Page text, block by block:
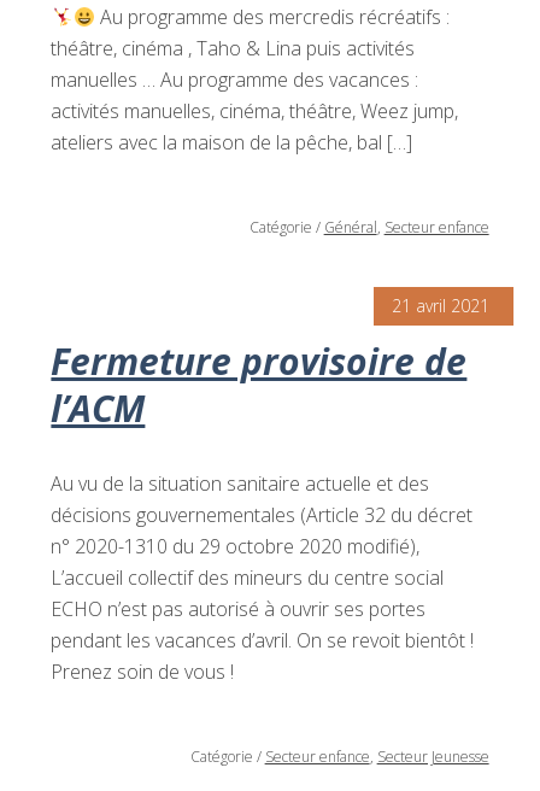
Au programme des mercredis récréatifs :
théâtre, cinéma , Taho & Lina puis activités
manuelles … Au programme des vacances :
activités manuelles, cinéma, théâtre, Weez jump,
ateliers avec la maison de la pêche, bal […]
Catégorie / Général, Secteur enfance
21 avril 2021
Fermeture provisoire de
l’ACM
Au vu de la situation sanitaire actuelle et des
décisions gouvernementales (Article 32 du décret
n° 2020-1310 du 29 octobre 2020 modifié),
L’accueil collectif des mineurs du centre social
ECHO n’est pas autorisé à ouvrir ses portes
pendant les vacances d’avril. On se revoit bientôt !
Prenez soin de vous !
Catégorie / Secteur enfance, Secteur Jeunesse